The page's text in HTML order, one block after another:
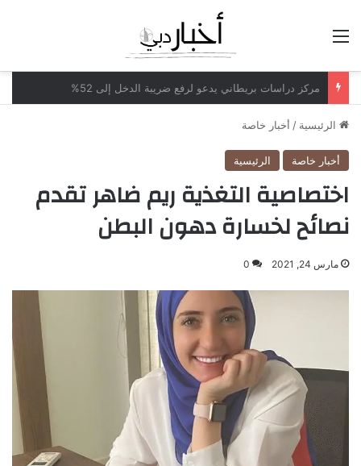
مكاتب محاماة أميركية تدرس بيع حصص لشركات الأسهم الخاصة
الرئيسية / أخبار خاصة
أخبار خاصة الرئيسية
اختصاصية التغذية ريم ضاهر تقدم
نصائح لخسارة دهون البطن
مارس 24, 2021 0